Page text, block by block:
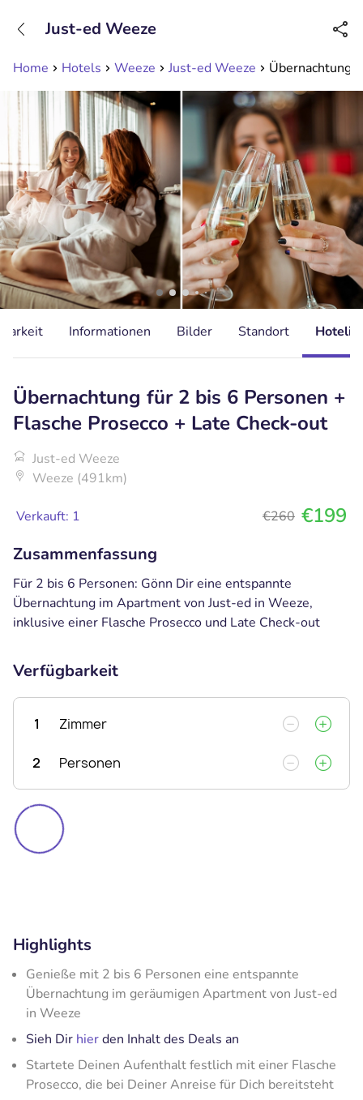
Erreichbar bis 23:00 Uhr (max 0,09€/Min)
Home Hotels Weeze Just-ed Weeze Übernachtung
Just-ed Weeze
Informationen Bilder Standort
Übernachtung für 2 bis 6 Personen +
Flasche Prosecco + Late Check-out
Just-ed Weeze
Weeze (491km)
Verkauft: 1 €260 €199
Zusammenfassung
Für 2 bis 6 Personen: Gönn Dir eine entspannte
Übernachtung im Apartment von Just-ed in Weeze,
inklusive einer Flasche Prosecco und Late Check-out
Verfügbarkeit
1 Zimmer
2 Personen
Highlights
Genieße mit 2 bis 6 Personen eine entspannte
Übernachtung im geräumigen Apartment von Just-ed
in Weeze
Sieh Dir hierden Inhalt des Deals an
Startete Deinen Aufenthalt festlich mit einer Flasche
Prosecco, die bei Deiner Anreise für Dich bereitsteht